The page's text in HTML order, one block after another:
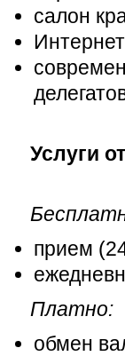
салон
Услуги
прием
Платно:
обмен